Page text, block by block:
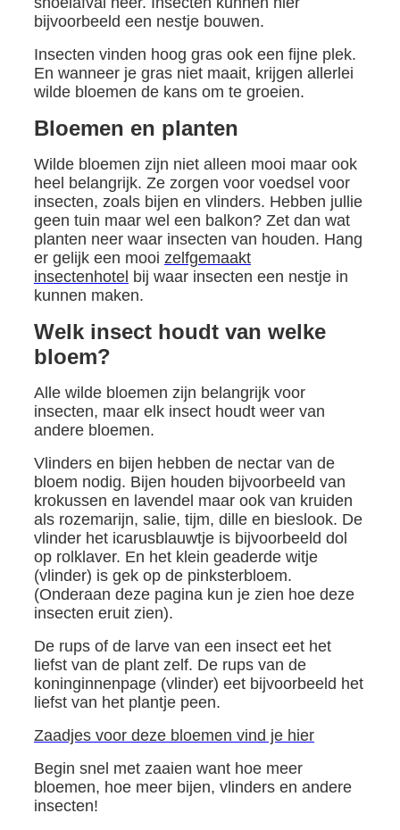
bijvoorbeeld een nestje bouwen.
Insecten vinden hoog gras ook een fijne plek.
En wanneer je gras niet maait, krijgen allerlei
wilde bloemen de kans om te groeien.
Bloemen en planten
Wilde bloemen zijn niet alleen mooi maar ook
heel belangrijk. Ze zorgen voor voedsel voor
insecten, zoals bijen en vlinders. Hebben jullie
geen tuin maar wel een balkon? Zet dan wat
planten neer waar insecten van houden. Hang
er gelijk een mooi zelfgemaakt
insectenhotel bij waar insecten een nestje in
kunnen maken.
Welk insect houdt van welke
bloem?
Alle wilde bloemen zijn belangrijk voor
insecten, maar elk insect houdt weer van
andere bloemen.
Vlinders en bijen hebben de nectar van de
bloem nodig. Bijen houden bijvoorbeeld van
krokussen en lavendel maar ook van kruiden
als rozemarijn, salie, tijm, dille en bieslook. De
vlinder het icarusblauwtje is bijvoorbeeld dol
op rolklaver. En het klein geaderde witje
(vlinder) is gek op de pinksterbloem.
(Onderaan deze pagina kun je zien hoe deze
insecten eruit zien).
De rups of de larve van een insect eet het
liefst van de plant zelf. De rups van de
koninginnenpage (vlinder) eet bijvoorbeeld het
liefst van het plantje peen.
Zaadjes voor deze bloemen vind je hier
Begin snel met zaaien want hoe meer
bloemen, hoe meer bijen, vlinders en andere
insecten!